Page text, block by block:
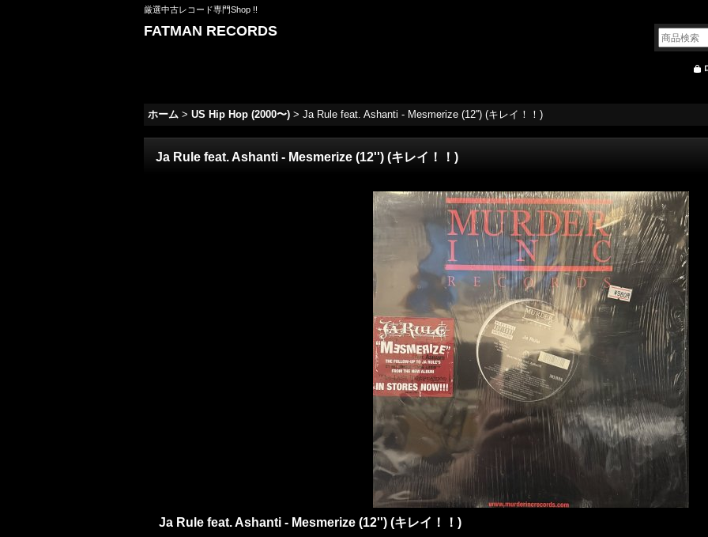
厳選中古レコード専門Shop !!
FATMAN RECORDS
ホーム > US Hip Hop (2000〜) > Ja Rule feat. Ashanti - Mesmerize (12'') (キレイ！！)
Ja Rule feat. Ashanti - Mesmerize (12'') (キレイ！！)
Ja Rule feat. Ashanti - Mesmerize (12'') (キレイ！！)